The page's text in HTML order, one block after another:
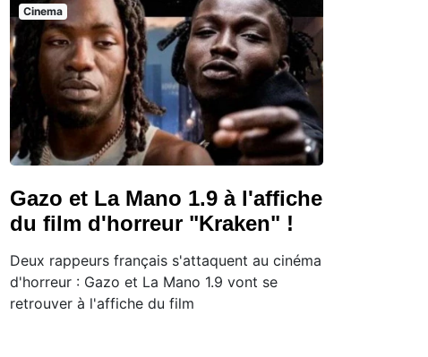
Cinema
Gazo et La Mano 1.9 à l'affiche
du film d'horreur "Kraken" !
Deux rappeurs français s'attaquent au cinéma
d'horreur : Gazo et La Mano 1.9 vont se
retrouver à l'affiche du film